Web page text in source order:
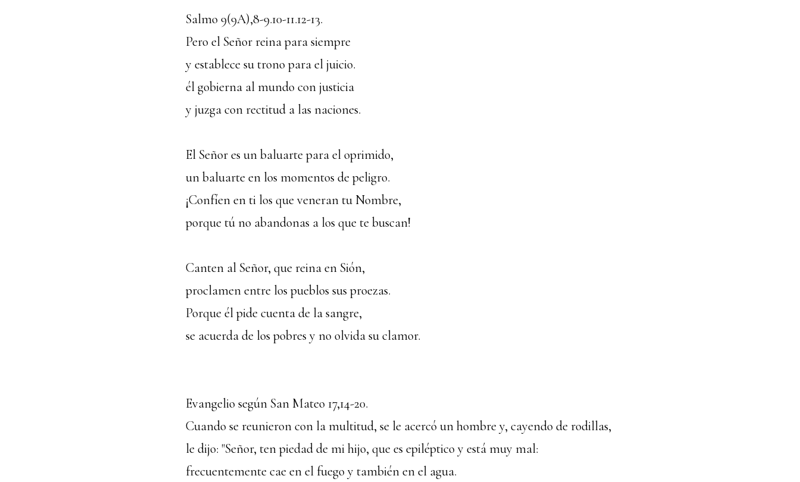
Salmo9(9A),8-9.10-11.12-13.
Pero el Señor reina para siempre
y establece su trono para el juicio.
él gobierna al mundo con justicia
y juzga con rectitud a las naciones.
El Señor es un baluarte para el oprimido,
un baluarte en los momentos de peligro.
¡Confíen en ti los que veneran tu Nombre,
porque tú no abandonas a los que te buscan!
Canten al Señor, que reina en Sión,
proclamen entre los pueblos sus proezas.
Porque él pide cuenta de la sangre,
se acuerda de los pobres y no olvida su clamor.
Evangelio según San Mateo 17,14-20.
Cuando se reunieron con la multitud, se le acercó un hombre y, cayendo de rodillas,
le dijo: "Señor, ten piedad de mi hijo, que es epiléptico y está muy mal:
frecuentemente cae en el fuego y también en el agua.